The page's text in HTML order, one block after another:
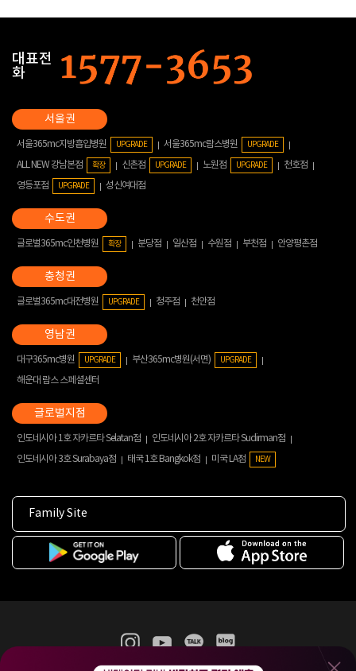
대표전
화
서울365mc지방흡입병원 UPGRADE 서울365mc람스병원 UPGRADE
ALL NEW 강남본점 확장 신촌점 UPGRADE 노원점 UPGRADE
천호점
영등포점
UPGRADE 성신여대점
글로벌365mc인천병원 확장 분당점 일산점 수원점 부천점 안양평촌점
글로벌365mc대전병원 UPGRADE 청주점 천안점
대구365mc병원 UPGRADE 부산365mc병원(서면) UPGRADE
해운대 람스 스페셜센터
인도네시아 1호 자카르타 Selatan점
인도네시아 2호 자카르타 Sudirman점
인도네시아 3호 Surabaya점
태국 1호 Bangkok점 미국 LA점 NEW
Family Site